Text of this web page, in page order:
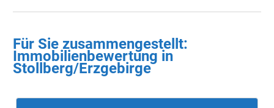
Für Sie zusammengestellt :
Immobilienbewertung in
Stollberg/Erzgebirge